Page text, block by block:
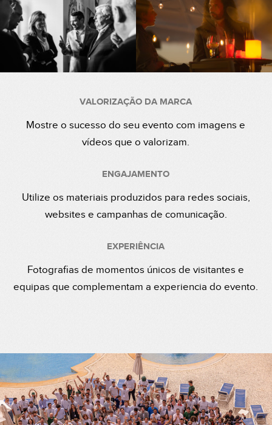
VALORIZAÇÃO DA MARCA
Mostre o sucesso do seu evento com imagens e
vídeos que o valorizam.
ENGAJAMENTO
Utilize os materiais produzidos para redes sociais,
websites e campanhas de comunicação.
EXPERIÊNCIA
Fotografias de momentos únicos de visitantes e
equipas que complementam a experiencia do evento.